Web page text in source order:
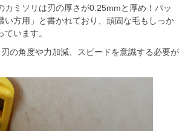
カミソリは刃の厚さが0.25mmと厚め！パッ
い方用」と書かれており、頑固な毛もしっか
います。
の角度や力加減、スピードを意識する必要が